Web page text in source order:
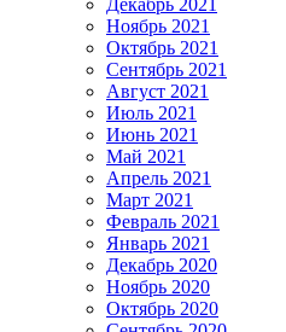
Декабрь 2021
Ноябрь 2021
Октябрь 2021
Сентябрь 2021
Август 2021
Июль 2021
Июнь 2021
Май 2021
Апрель 2021
Март 2021
Февраль 2021
Январь 2021
Декабрь 2020
Ноябрь 2020
Октябрь 2020